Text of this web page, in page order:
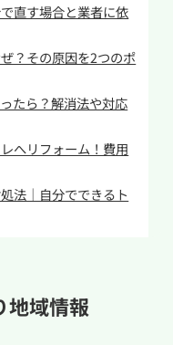
が続くことでカビ
意が必要です。ト
、見えない場所
響を及ぼします。
場合、水漏れが原
。
もと違う」と感じ
大切です。自分で
が繰り返し濡れる
直す場合と業者に依
？その原因を2つのポ
たら？解消法や対応
へリフォーム！費用
法｜自分でできるト
地域情報